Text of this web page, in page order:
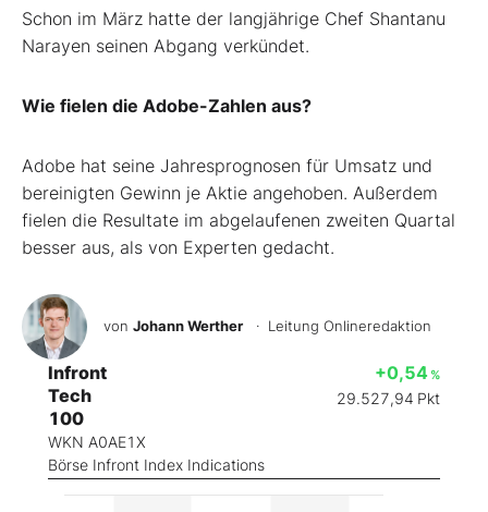
Schon im März hatte der langjährige Chef Shantanu
Narayen seinen Abgang verkündet.
Wie fielen die Adobe-Zahlen aus?
Adobe hat seine Jahresprognosen für Umsatz und
bereinigten Gewinn je Aktie angehoben. Außerdem
fielen die Resultate im abgelaufenen zweiten Quartal
besser aus, als von Experten gedacht.
von Johann Werther · Leitung Onlineredaktion
Infront
Tech
100
WKN A0AE1X
Börse Infront Index Indications
+0,54 %
29.527,94 Pkt